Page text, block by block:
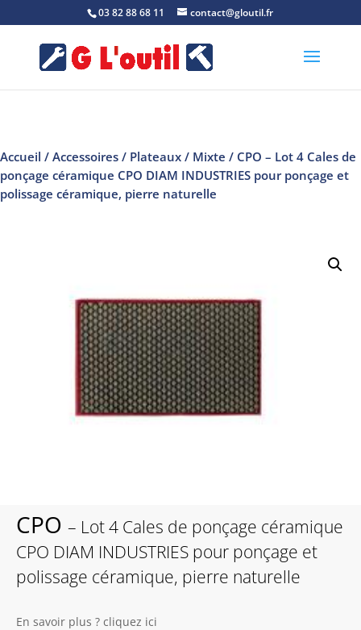
03 82 88 68 11 contact@gloutil.fr
Accueil /Accessoires/ Plateaux/ Mixte / CPO – Lot 4 Cales de
ponçage céramique CPO DIAM INDUSTRIES pour ponçage et
polissage céramique, pierre naturelle
CPO – Lot 4 Cales de ponçage céramique
CPO DIAM INDUSTRIES pour ponçage et
polissage céramique, pierre naturelle
En savoir plus ? cliquez ici